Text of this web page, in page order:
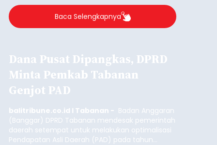
Baca Selengkapnya
Dana Pusat Dipangkas, DPRD
Minta Pemkab Tabanan
Genjot PAD
balitribune.co.id I Tabanan - Badan Anggaran
(Banggar) DPRD Tabanan mendesak pemerintah
daerah setempat untuk melakukan optimalisasi
Pendapatan Asli Daerah (PAD) pada tahun